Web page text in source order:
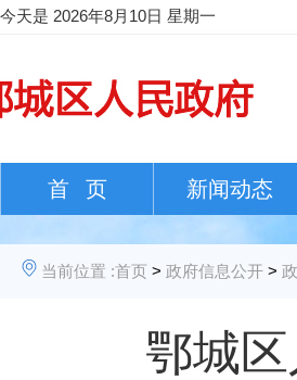
今天是 2026年8月10日 星期一
首 页 新闻动态
当前位置 :首页 > 政府信息公开 >
鄂城